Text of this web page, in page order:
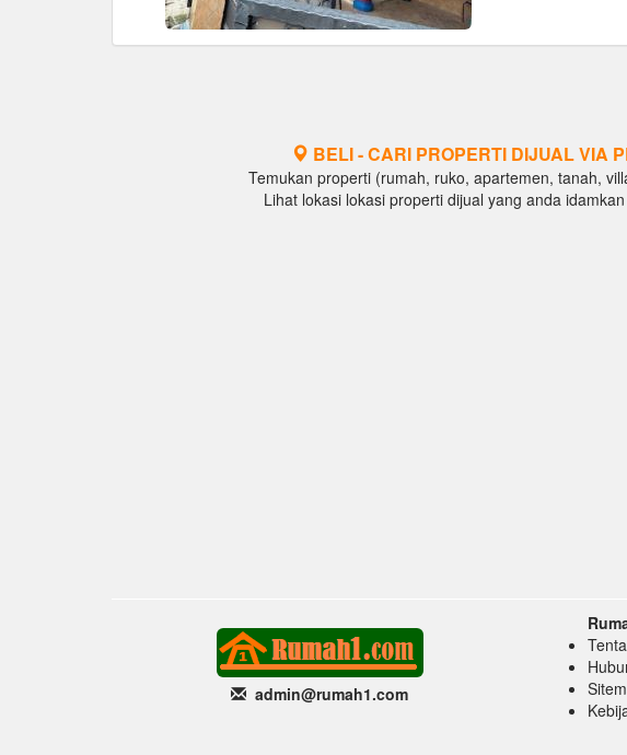
BELI - CARI PROPERTI DIJUAL VIA
Temukan properti (rumah, ruko, apartemen, tanah,
Lihat lokasi lokasi properti dijual yang anda
admin@rumah1.com